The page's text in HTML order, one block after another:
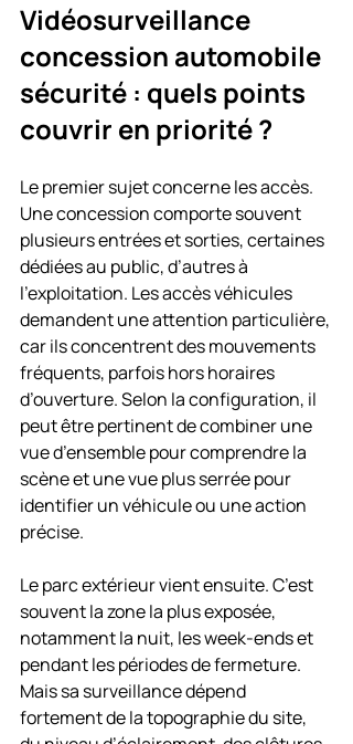
Vidéosurveillance
concession automobile
sécurité : quels points
couvrir en priorité ?
Le premier sujet concerne les accès.
Une concession comporte souvent
plusieurs entrées et sorties, certaines
dédiées au public, d’autres à
l’exploitation. Les accès véhicules
demandent une attention particulière,
car ils concentrent des mouvements
fréquents, parfois hors horaires
d’ouverture. Selon la configuration, il
peut être pertinent de combiner une
vue d’ensemble pour comprendre la
scène et une vue plus serrée pour
identifier un véhicule ou une action
précise.
Le parc extérieur vient ensuite. C’est
souvent la zone la plus exposée,
notamment la nuit, les week-ends et
pendant les périodes de fermeture.
Mais sa surveillance dépend
fortement de la topographie du site,